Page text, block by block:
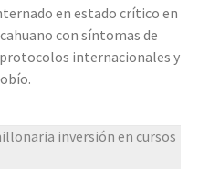
en estado crítico en
con síntomas de
internacionales y